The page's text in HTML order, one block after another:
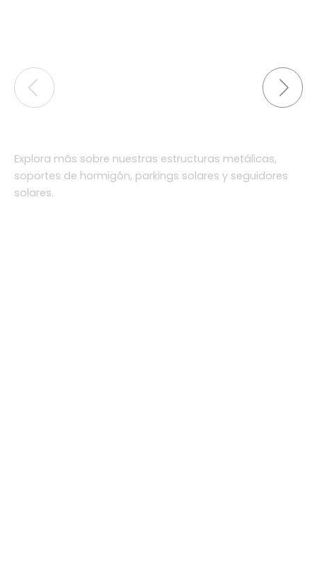
Explora más sobre nuestras estructuras metálicas,
soportes de hormigón, parkings solares y seguidores
solares.